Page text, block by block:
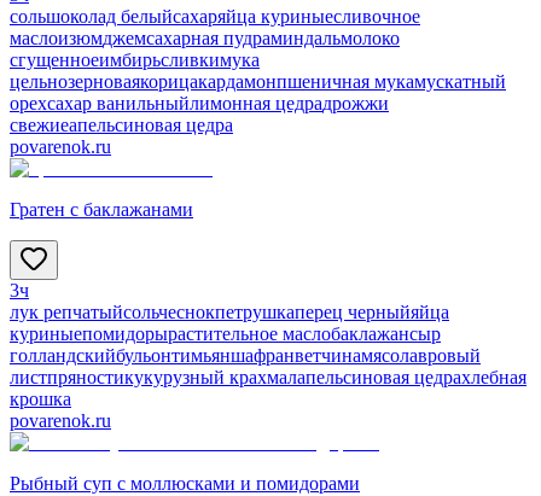
сольшоколад белыйсахаряйца куриныесливочное
маслоизюмджемсахарная пудраминдальмолоко
сгущенноеимбирьсливкимука
цельнозерноваякорицакардамонпшеничная мукамускатный
орехсахар ванильныйлимонная цедрадрожжи
свежиеапельсиновая цедра
povarenok.ru
Гратен с баклажанами
3ч
лук репчатыйсольчеснокпетрушкаперец черныйяйца
куриныепомидорырастительное маслобаклажансыр
голландскийбульонтимьяншафранветчинамясолавровый
листпряностикукурузный крахмалапельсиновая цедрахлебная
крошка
povarenok.ru
Рыбный суп с моллюсками и помидорами